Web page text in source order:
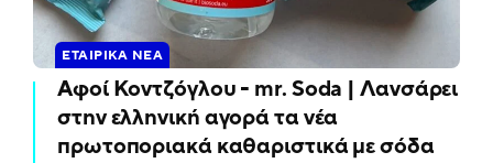
ΕΤΑΙΡΙΚΆ ΝΈΑ
Αφοί Κοντζόγλου - mr. Soda | Λανσάρει
στην ελληνική αγορά τα νέα
πρωτοποριακά καθαριστικά με σόδα